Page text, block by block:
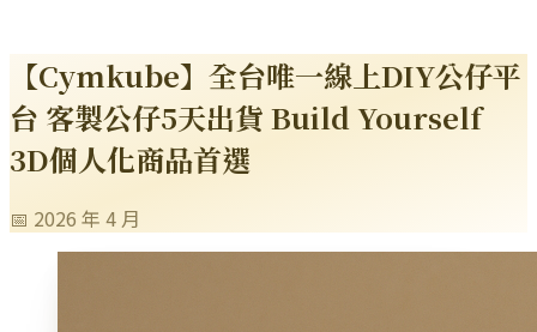
【Cymkube】全台唯一線上DIY公仔平
台 客製公仔5天出貨 Build Yourself
3D個人化商品首選
📅 2026 年 4 月